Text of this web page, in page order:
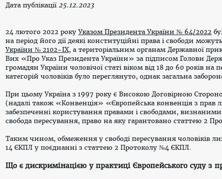
Дата публікації25.12.2023
24 лютого 2022 рокуУказом Президента України № 64/2022
на період його дії деякі конституційні права і свободи
України № 2102-IX, а територіальним органам Державної
Вих «Про Указ Президента України» за підписом Голови
громадян України чоловічої статі віком від 18 до 60 років
категорій чоловіків було переглянуто, однак загальна
При цьому Україна з 1997 року є Високою Договірною
(надалі також «Конвенція» «Європейська конвенція з
забезпеченні користування правами і свободами,
свобода пересування, право на яку гарантовано статтею 2
Таким чином, обмеження у свободі пересування чоловіків
14 ЄКПЛ у поєднанні з статтею 2 Протоколу №4 ЄКПЛ.
Що є дискримінацією у практиці Європейського суду з